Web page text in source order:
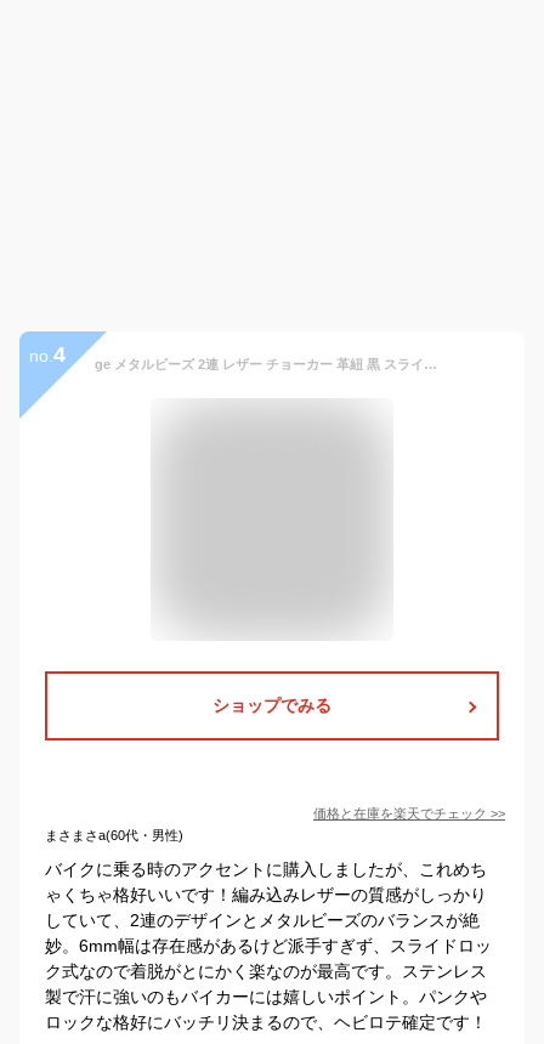
no. 4 ge メタルビーズ 2連 レザー チョーカー 革紐 黒 スライドロック式[幅6mm 長さ45cm 50cm]メンズ ステンレス 編み込み ブラック ネックレス 人気 パンク ロック 革 皮 紐 ひも バイカーズ 首輪
ショップでみる
価格と在庫を楽天でチェック >>
まさまさa(60代・男性)
バイクに乗る時のアクセントに購入しましたが、これめち
ゃくちゃ格好いいです！編み込みレザーの質感がしっかり
していて、2連のデザインとメタルビーズのバランスが絶
妙。6mm幅は存在感があるけど派手すぎず、スライドロッ
ク式なので着脱がとにかく楽なのが最高です。ステンレス
製で汗に強いのもバイカーには嬉しいポイント。パンクや
ロックな格好にバッチリ決まるので、ヘビロテ確定です！